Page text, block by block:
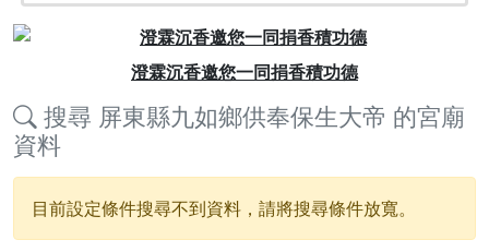
澄霖沉香邀您一同捐香積功德
搜尋 屏東縣九如鄉供奉保生大帝 的宮廟
資料
目前設定條件搜尋不到資料，請將搜尋條件放寬。